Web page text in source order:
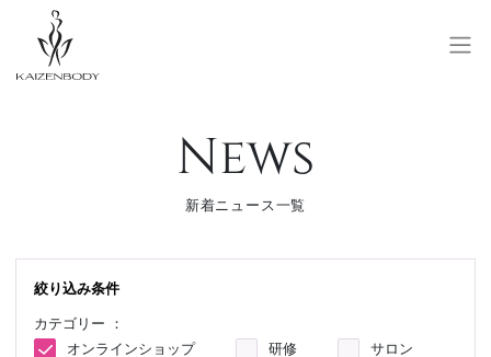
SALON RESERVE
サロン予約
SCHOOL RESERVE
お問い合わせ
News
新着ニュース一覧
絞り込み条件
カテゴリー ：
オンラインショップ 研修
サロン